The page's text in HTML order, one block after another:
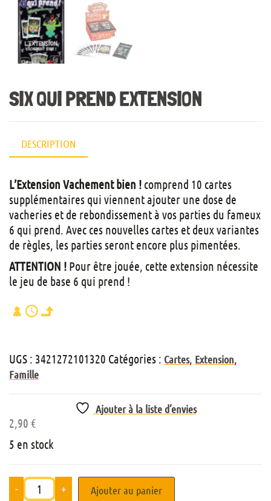
SIX QUI PREND EXTENSION
DESCRIPTION
L’Extension Vachement bien ! comprend 10 cartes
supplémentaires qui viennent ajouter une dose de
vacheries et de rebondissement à vos parties du fameux
6 qui prend. Avec ces nouvelles cartes et deux variantes
de règles, les parties seront encore plus pimentées.
ATTENTION ! Pour être jouée, cette extension nécessite
le jeu de base 6 qui prend !
UGS : 3421272101320 Catégories : Cartes, Extension,
Famille
Ajouter à la liste d’envies
2,90 €
5 en stock
- + Ajouter au panier